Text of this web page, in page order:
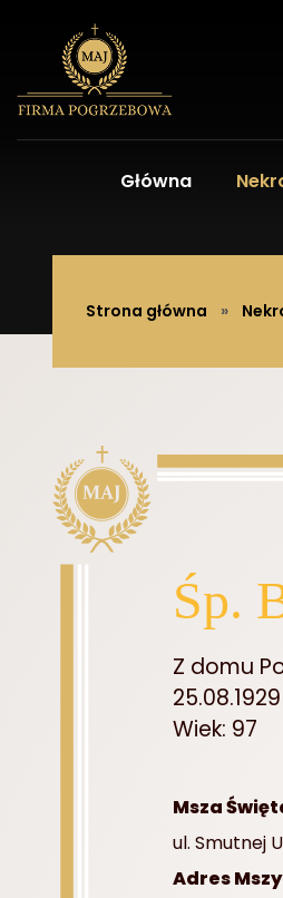
Główna
Strona główna »
Śp.
Z domu
Wiek: 97
Msza
ul. Smutnej
Adres